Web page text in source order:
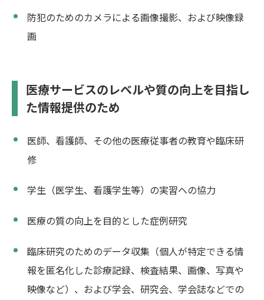
防犯のためのカメラによる画像撮影、および映像録
画
医療サービスのレベルや質の向上を目指し
た情報提供のため
医師、看護師、その他の医療従事者の教育や臨床研
修
学生（医学生、看護学生等）の実習への協力
医療の質の向上を目的とした症例研究
臨床研究のためのデータ収集（個人が特定できる情
報を匿名化した診療記録、検査結果、画像、写真や
映像など）、および学会、研究会、学会誌などでの